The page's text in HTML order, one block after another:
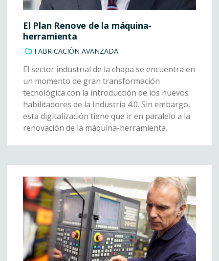
El Plan Renove de la máquina-
herramienta
FABRICACIÓN AVANZADA
El sector industrial de la chapa se encuentra en
un momento de gran transformación
tecnológica con la introducción de los nuevos
habilitadores de la Industria 4.0. Sin embargo,
esta digitalización tiene que ir en paralelo a la
renovación de la máquina-herramienta.